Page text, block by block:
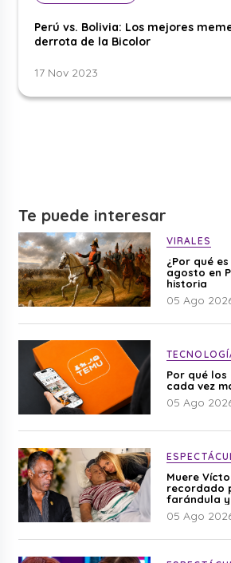
Perú vs. Bolivia: Los mejores
derrota de la Bicolor
17 Nov 2023
Te puede interesar
VIRALES
¿Por qué
agosto en
historia
05 Ago
Por qué
cada vez
05 Ago
Muere
recordado
farándula y
Cherres
05 Ago